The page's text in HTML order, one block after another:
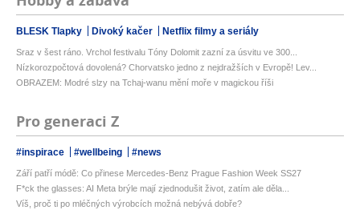
BLESK Tlapky Divoký kačer Netflix filmy a seriály
Sraz v šest ráno. Vrchol festivalu Tóny Dolomit zazní za úsvitu ve 300...
Nízkorozpočtová dovolená? Chorvatsko jedno z nejdražších v Evropě! Lev...
OBRAZEM: Modré slzy na Tchaj-wanu mění moře v magickou říši
Pro generaci Z
#inspirace #wellbeing #news
Září patří módě: Co přinese Mercedes-Benz Prague Fashion Week SS27
F*ck the glasses: AI Meta brýle mají zjednodušit život, zatím ale děla...
Víš, proč ti po mléčných výrobcích možná nebývá dobře?